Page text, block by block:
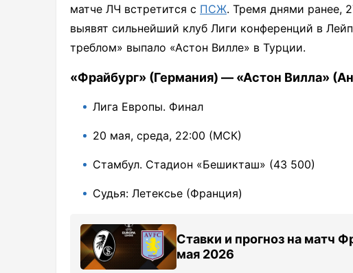
матче ЛЧ встретится с ПСЖ. Тремя днями ранее,
выявят сильнейший клуб Лиги конференций в
треблом» выпало «Астон Вилле» в Турции.
«Фрайбург» (Германия) — «Астон Вилла»
Лига Европы. Финал
20 мая, среда, 22:00 (МСК)
Стамбул. Стадион «Бешикташ» (43 500)
Судья: Летексье (Франция)
Ставки и прогноз на матч
мая 2026